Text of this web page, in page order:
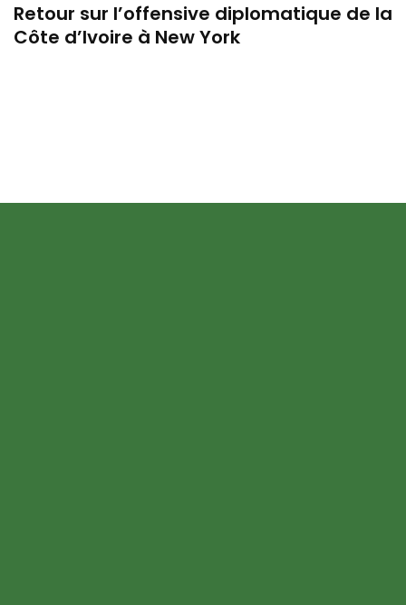
Retour sur l’offensive diplomatique de la
Côte d’Ivoire à New York